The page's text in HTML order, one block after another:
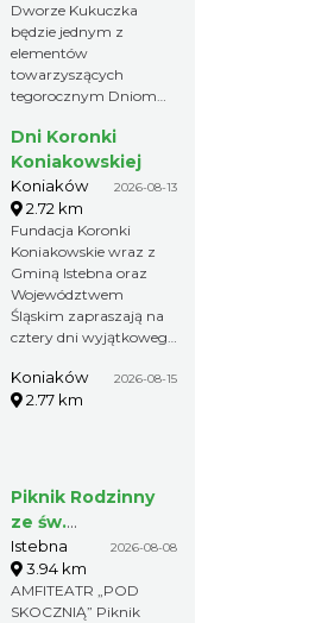
Dworze Kukuczka
będzie jednym z
elementów
towarzyszących
tegorocznym Dniom
odbędzie się 15 sierpnia.
Dni Koronki
Koniakowskiej
Koniaków 2026-08-13
2.72 km
Fundacja Koronki
Koniakowskie wraz z
Gminą Istebna oraz
Województwem
Śląskim zapraszają na
cztery dni wyjątkowego
wydarzenia pełnego
twórczości ludowej,
Koniaków 2026-08-15
2.77 km
Piknik Rodzinny
ze św.
Franciszkiem z
Asyżu
Istebna 2026-08-08
3.94 km
AMFITEATR „POD
SKOCZNIĄ” Piknik